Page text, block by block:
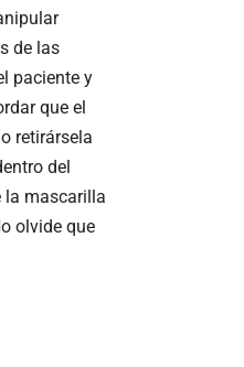
de las
paciente y
que el
retirársela
del
la mascarilla
olvide que